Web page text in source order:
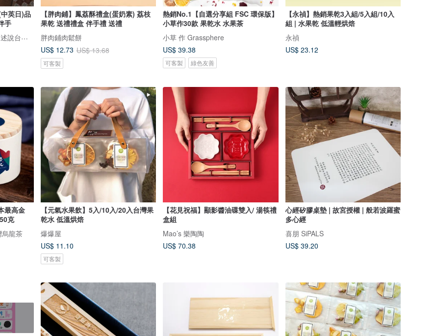
英日)品
手
鹿苑茶莊1935--以茶為媒，述說台灣島嶼的故事與溫暖
【胖肉鋪】鳳荔酥禮盒(蛋奶素) 荔枝
果乾 送禮禮盒 伴手禮 送禮
胖肉鋪肉鬆餅
US$ 12.73 US$ 13.68
可客製
熱銷No.1【自選分享組 FSC 環保版】
小草作30款 果乾水 水果茶
小草 作 Grassphere
US$ 39.38
可客製 綠色友善
【永禎】熱銷果乾3入組/5入組/10入
組 | 水果乾 低溫輕烘焙
永禎
US$ 23.12
最高金
克
龍茶
【元氣水果飲】5入/10入/20入台灣果
乾水 低溫烘焙
爆爆屋
US$ 11.10
可客製
【花見祝福】顯影醬油碟雙入/ 湯筷禮
盒組
Mao’s 樂陶陶
US$ 70.38
心經矽膠桌墊 | 故宮授權 | 般若波羅蜜
多心經
喜朋 SiPALS
US$ 39.20